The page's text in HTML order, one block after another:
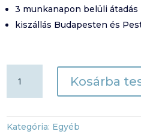
3 munkanapon belüli átadás
kiszállás Budapesten és
Ingatlanfotózás
Premium
mennyiség
Kosárba
Kategória: Egyéb